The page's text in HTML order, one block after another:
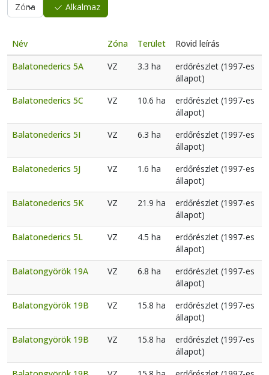
Alkalmaz
Név Zóna Terület
Rövid leírás
Balatonederics 5A
VZ 3.3 ha
erdőrészlet (1997-es
állapot)
Balatonederics 5C
VZ 10.6 ha
erdőrészlet (1997-es
állapot)
Balatonederics 5I
VZ 6.3 ha
erdőrészlet (1997-es
állapot)
Balatonederics 5J
VZ 1.6 ha
erdőrészlet (1997-es
állapot)
Balatonederics 5K
VZ 21.9 ha
erdőrészlet (1997-es
állapot)
Balatonederics 5L
VZ 4.5 ha
erdőrészlet (1997-es
állapot)
Balatongyörök 19A
VZ 6.8 ha
erdőrészlet (1997-es
állapot)
Balatongyörök 19B
VZ 15.8 ha
erdőrészlet (1997-es
állapot)
Balatongyörök 19B
VZ 15.8 ha
erdőrészlet (1997-es
állapot)